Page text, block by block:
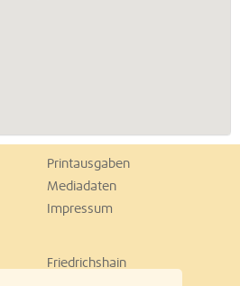
Printausgaben
Mediadaten
Impressum
Friedrichshain